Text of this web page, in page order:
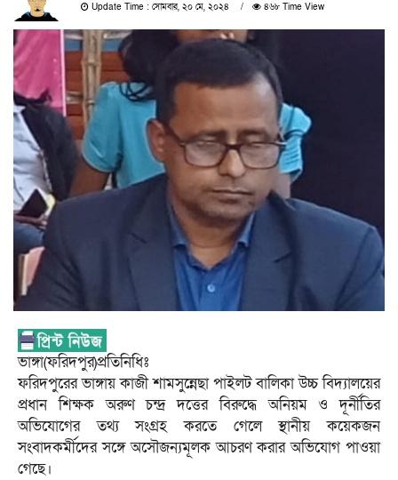
Update Time : সোমবার, ২০ মে, ২০২৪ ৪৬৮ Time View
ভাঙ্গা(ফরিদপুর)প্রতিনিধিঃ
ফরিদপুরের ভাঙ্গায় কাজী শামসুন্নেছা পাইলট বালিকা উচ্চ বিদ্যালয়ের
প্রধান শিক্ষক অরুণ চন্দ্র দত্তের বিরুদ্ধে অনিয়ম ও দূর্নীতির
অভিযোগের তথ্য সংগ্রহ করতে গেলে স্থানীয় কয়েকজন
সংবাদকর্মীদের সঙ্গে অসৌজন্যমূলক আচরণ করার অভিযোগ পাওয়া
গেছে।